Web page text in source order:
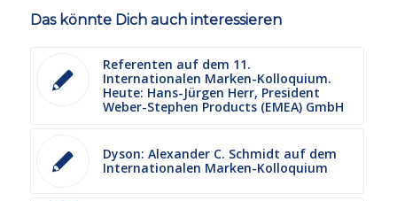
Das könnte Dich auch interessieren
Referenten auf dem 11.
Internationalen Marken-Kolloquium.
Heute: Hans-Jürgen Herr, President
Weber-Stephen Products (EMEA) GmbH
Dyson: Alexander C. Schmidt auf dem
Internationalen Marken-Kolloquium